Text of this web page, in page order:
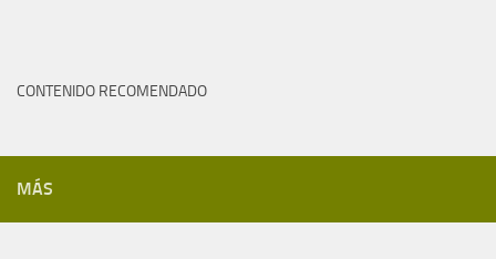
CONTENIDO RECOMENDADO
MÁS